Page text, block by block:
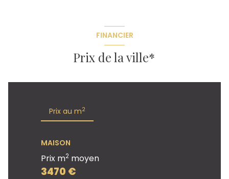
FINANCIER
Prix de la ville*
Prix au m2
MAISON
Prix m2 moyen
3470 €